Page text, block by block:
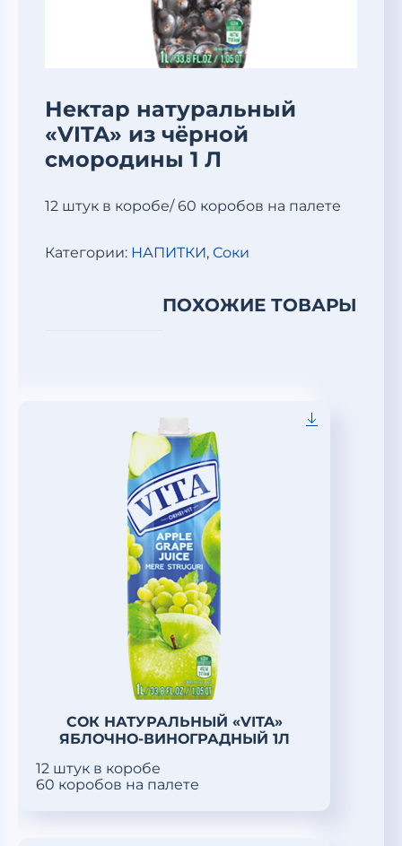
Нектар натуральный
«VITA» из чёрной
смородины 1 Л
12 штук в коробе/ 60 коробов на палете
Категории: НАПИТКИ, Соки
ПОХОЖИЕ ТОВАРЫ
СОК НАТУРАЛЬНЫЙ «VITA»
ЯБЛОЧНО-ВИНОГРАДНЫЙ 1Л
12 штук в коробе
60 коробов на палете